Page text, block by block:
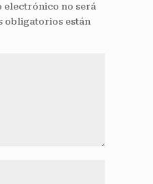
electrónico no será
obligatorios están